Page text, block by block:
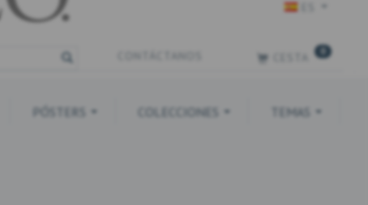
PÓSTERS COLECCIONES TEMAS